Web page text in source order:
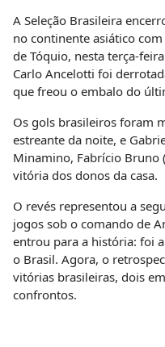
A Seleção Brasileira
no continente asiático
de Tóquio, nesta terça-
Carlo Ancelotti foi
que freou o embalo do
Os gols brasileiros foram
estreante da noite, e
Minamino, Fabrício Bruno
vitória dos donos da casa.
O revés representou a
jogos sob o comando de
entrou para a história: foi
o Brasil. Agora, o
vitórias brasileiras, dois
confrontos.